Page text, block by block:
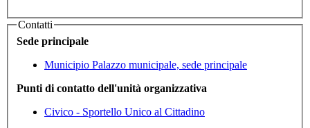
Contatti
Sede principale
Municipio Palazzo municipale, sede principale
Punti di contatto dell'unità organizzativa
Civico - Sportello Unico al Cittadino